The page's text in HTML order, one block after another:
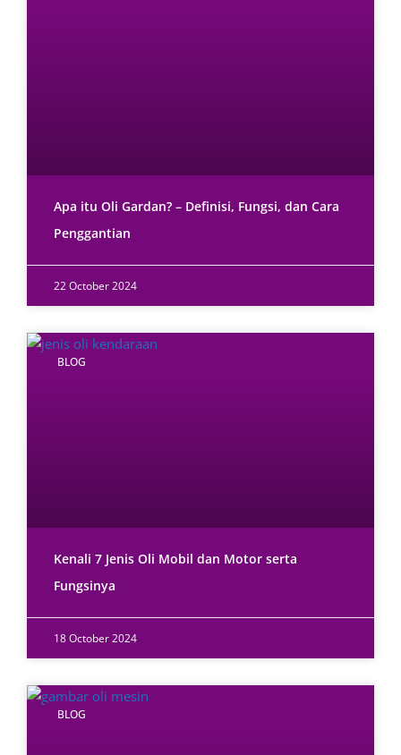
Apa itu Oli Gardan? – Definisi, Fungsi, dan Cara
Penggantian
22 October 2024
BLOG
Kenali 7 Jenis Oli Mobil dan Motor serta
Fungsinya
18 October 2024
BLOG